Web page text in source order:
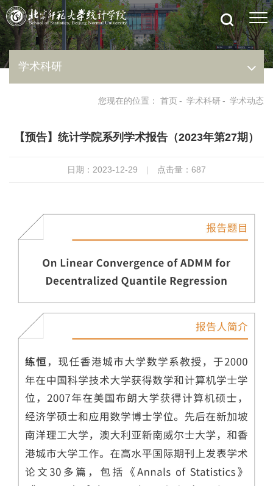
学术科研
您现在的位置： 首页- 学术科研- 学术动态
【预告】统计学院系列学术报告（2023年第27期）
日期：2023-12-29 | 点击量： 687